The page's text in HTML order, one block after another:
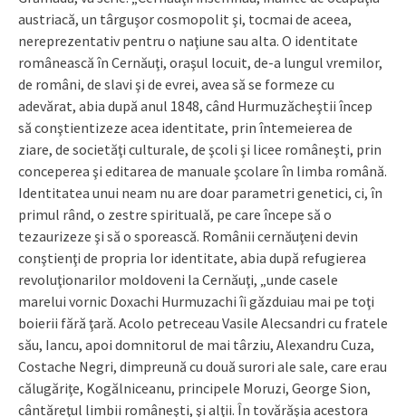
austriacă, un târguşor cosmopolit şi, tocmai de aceea,
nereprezentativ pentru o naţiune sau alta. O identitate
românească în Cernăuţi, oraşul locuit, de-a lungul vremilor,
de români, de slavi şi de evrei, avea să se formeze cu
adevărat, abia după anul 1848, când Hurmuzăcheştii încep
să conştientizeze acea identitate, prin întemeierea de
ziare, de societăţi culturale, de şcoli şi licee româneşti, prin
conceperea şi editarea de manuale şcolare în limba română.
Identitatea unui neam nu are doar parametri genetici, ci, în
primul rând, o zestre spirituală, pe care începe să o
tezaurizeze şi să o sporească. Românii cernăuţeni devin
conştienţi de propria lor identitate, abia după refugierea
revoluţionarilor moldoveni la Cernăuţi, „unde casele
marelui vornic Doxachi Hurmuzachi îi găzduiau mai pe toţi
boierii fără ţară. Acolo petreceau Vasile Alecsandri cu fratele
său, Iancu, apoi domnitorul de mai târziu, Alexandru Cuza,
Costache Negri, dimpreună cu două surori ale sale, care erau
călugăriţe, Kogălniceanu, principele Moruzi, George Sion,
cântăreţul limbii româneşti, şi alţii. În tovărăşia acestora